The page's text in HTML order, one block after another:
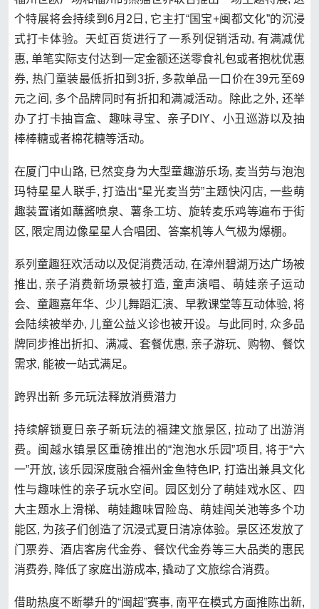
个特展将会持续到6月2日, 它主打“国宝+闽都文化”的沉浸
式打卡体验。天虹百货进行了一系列促销活动, 有满减优
惠, 单笔实际支付达到一定金额还送零食礼包或者抱枕优惠
券, 热门童装最低折扣到3折, 多款单品一口价在39元至69
元之间, 多个品牌同时有折扣和满减活动。除此之外, 还举
办了打卡抽盲盒、趣味寻宝、亲子DIY、小丑巡游以及抽
棒棒糖或者棉花糖等活动。
在厦门中山路, 已然变身为大型童趣游乐场, 麦当劳与泡泡
玛特星星人联手, 打造出“星光麦当劳”主题快闪店, 一些萌
趣装置诸如蘸酱喷泉、薯条工坊、旋转麦乐鸡等遍布于街
区, 限定周边像星星人合唱团、答案机等人气极为爆棚。
系列童趣狂欢活动以及促消费活动, 在漳州碧湖万达广场被
推出, 亲子消费新场景被打造, 童声演唱、萌娃亲子运动
会、童趣嘉年华、少儿舞蹈汇演、早教课堂等互动体验, 将
会陆续被举办, 儿童公益义诊也被开设。与此同时, 众多品
牌同步推出折扣、满减、套餐优惠, 亲子游玩、购物、餐饮
需求, 能被一站式满足。
跨界出新 多元玩法释放消费潜力
持续解锁夏日亲子新玩法的福建文旅景区, 拉动了出游消
费。闽越水镇景区重磅推出的“泡泡水乐园”项目, 将于“六
一”开放, 该乐园深度融合福州金鱼特色IP, 打造出兼具文化
性与趣味性的亲子玩水空间。园区划分了萌娃戏水区、四
大主题水上滑梯、萌娃趣味冒险岛、萌娃闯关池等多个功
能区, 为孩子们创造了沉浸式夏日清凉体验。景区还发放了
门票券、酒店客房代金券、餐饮代金券等三大品类的惠民
消费券, 降低了家庭出游成本, 撬动了文旅综合消费。
借助热度不断攀升的“闽超”赛事, 南平在模式方面推陈出新,